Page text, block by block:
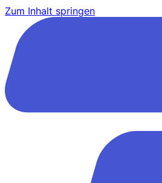
Zum Inhalt springen